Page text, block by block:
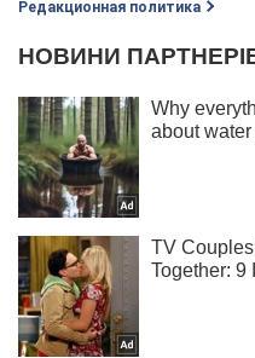
Редакционная политика